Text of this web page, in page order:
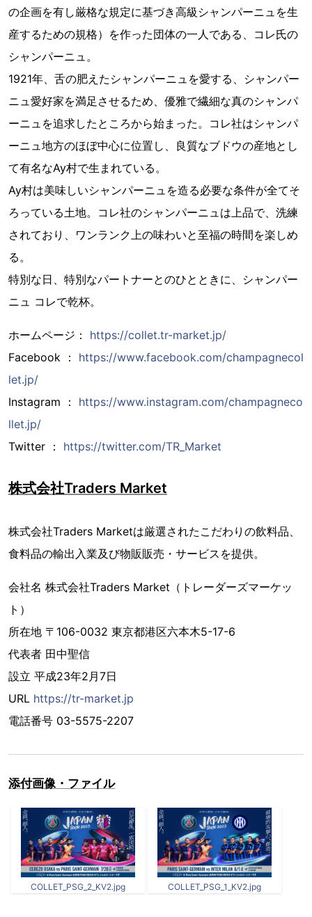
の企画を有し厳格な規定に基づき高級シャンパーニュを生
産するための規格）を作った団体の一人である、コレ氏の
シャンパーニュ。
1921年、舌の肥えたシャンパーニュを愛する、シャンパー
ニュ愛好家を満足させるため、優雅で繊細な真のシャンパ
ーニュを追求したところから始まった。コレ社はシャンパ
ーニュ地方のほぼ中心に位置し、良質なブドウの産地とし
て有名なAy村で生まれている。
Ay村は美味しいシャンパーニュを造る必要な条件が全てそ
ろっている土地。コレ社のシャンパーニュは上品で、洗練
されており、ワンランク上の味わいと至福の時間を楽しめ
る。
特別な日、特別なパートナーとのひとときに、シャンパー
ニュ コレで乾杯。
ホームページ： https://collet.tr-market.jp/
Facebook ： https://www.facebook.com/champagnecol
let.jp/
Instagram ： https://www.instagram.com/champagneco
llet.jp/
Twitter ： https://twitter.com/TR_Market
株式会社Traders Market
株式会社Traders Marketは厳選されたこだわりの飲料品、
食料品の輸出入業及び物販販売・サービスを提供。
会社名 株式会社Traders Market（トレーダーズマーケッ
ト）
所在地 〒106-0032 東京都港区六本木5-17-6
代表者 田中聖信
設立 平成23年2月7日
URL https://tr-market.jp
電話番号 03-5575-2207
添付画像・ファイル
COLLET_PSG_2_KV2.jpg COLLET_PSG_1_KV2.jpg